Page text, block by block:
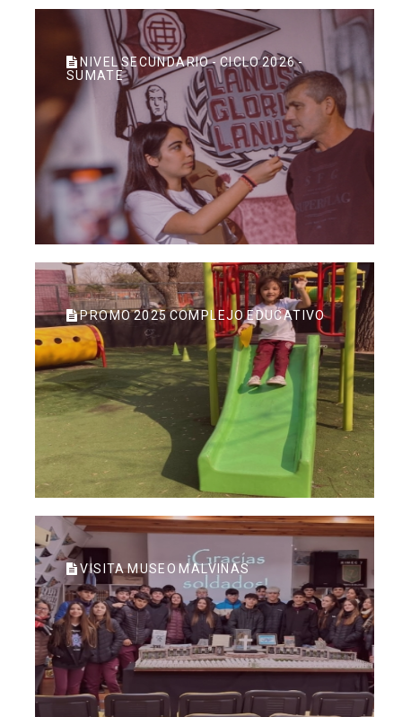
NIVEL SECUNDARIO - CICLO 2026 -
SUMATE
PROMO 2025 COMPLEJO EDUCATIVO
VISITA MUSEO MALVINAS